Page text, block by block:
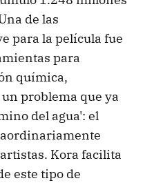
de las
para la película fue
para
química,
problema que ya
del agua': el
Kora facilita
este tipo de